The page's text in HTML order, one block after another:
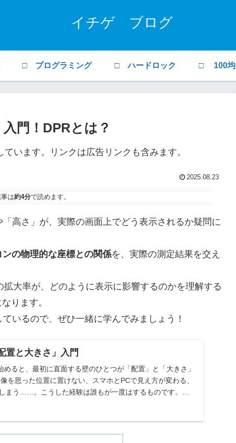
イチゲ ブログ
□ プログラミング □ ハードロック □ 100均
門！DPRとは？
います。リンクは広告リンクも含みます。
2025.08.23
は約4分で読めます。
高さ」が、実際の画面上でどう表示されるか疑問に
の物理的な座標との関係を、実際の測定結果を交え
大率が、どのように表示に影響するのかを理解する
ります。
いるので、ぜひ一緒に学んでみましょう！
置と大きさ」入門
めると、最初に直面する壁のひとつが「配置」と「大きさ」
を思った位置に置けない、スマホとPCで見え方が変わる、
まう……。こうした経験は誰もが一度はするものです。な